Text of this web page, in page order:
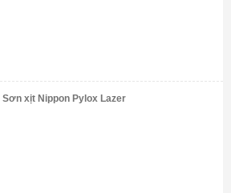
Sơn xịt Nippon Pylox Lazer